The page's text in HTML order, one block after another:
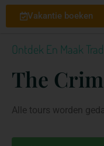
Vakantie boeken
Ontdek En Maak
The
Alle tours worden